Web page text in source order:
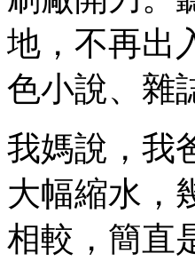
地，不再出
色小說、雜
我媽說，我
大幅縮水，
相較，簡直